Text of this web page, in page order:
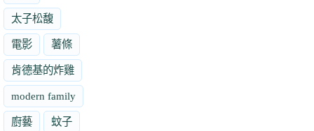
太子松馥
電影 薯條
肯德基的炸雞
modern family
廚藝 蚊子